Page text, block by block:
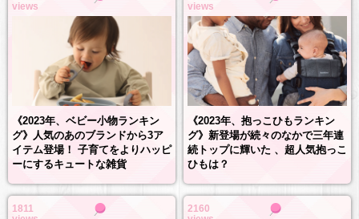
views
《2023年、ベビー小物ランキン
グ》人気のあのブランドから3ア
イテム登場！ 子育てをよりハッピ
ーにするキュートな雑貨
views
《2023年、抱っこひもランキン
グ》新登場が続々のなかで三年連
続トップに輝いた 、超人気抱っこ
ひもは？
1811
2160